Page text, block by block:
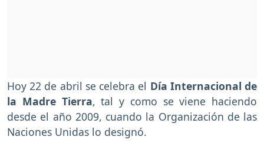
Hoy 22 de abril se celebra el Día Internacional de
la Madre Tierra, tal y como se viene haciendo
desde el año 2009, cuando la Organización de las
Naciones Unidas lo designó.